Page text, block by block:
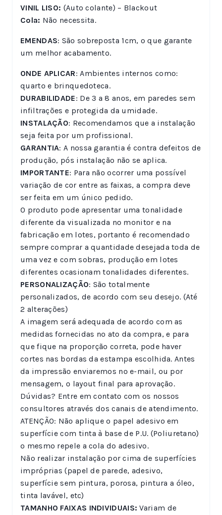
VINIL LISO: (Auto colante) – Blackout
Cola: Não necessita.
EMENDAS: São sobreposta 1cm, o que garante
um melhor acabamento.
ONDE APLICAR: Ambientes internos como:
quarto e brinquedoteca.
DURABILIDADE: De 3 a 8 anos, em paredes sem
infiltrações e protegida da umidade.
INSTALAÇÃO: Recomendamos que a instalação
seja feita por um profissional.
GARANTIA: A nossa garantia é contra defeitos de
produção, pós instalação não se aplica.
IMPORTANTE: Para não ocorrer uma possível
variação de cor entre as faixas, a compra deve
ser feita em um único pedido.
O produto pode apresentar uma tonalidade
diferente da visualizada no monitor e na
fabricação em lotes, portanto é recomendado
sempre comprar a quantidade desejada toda de
uma vez e com sobras, produção em lotes
diferentes ocasionam tonalidades diferentes.
PERSONALIZAÇÃO: São totalmente
personalizados, de acordo com seu desejo. (Até
2 alterações)
A imagem será adequada de acordo com as
medidas fornecidas no ato da compra, e para
que fique na proporção correta, pode haver
cortes nas bordas da estampa escolhida. Antes
da impressão enviaremos no e-mail, ou por
mensagem, o layout final para aprovação.
Dúvidas? Entre em contato com os nossos
consultores através dos canais de atendimento.
ATENÇÃO: Não aplique o papel adesivo em
superfície com tinta à base de P.U. (Poliuretano)
o mesmo repele a cola do adesivo.
Não realizar instalação por cima de superfícies
impróprias (papel de parede, adesivo,
superfície sem pintura, porosa, pintura a óleo,
tinta lavável, etc)
TAMANHO FAIXAS INDIVIDUAIS: Variam de